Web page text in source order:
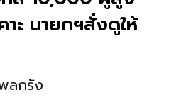
าะ นายกฯสั่งดูให้
ลกรัง